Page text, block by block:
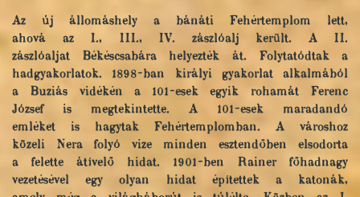
Az új állomáshely a bánáti Fehértemplom lett,
ahová az I., III., IV. zászlóalj került. A II.
zászlóaljat Békéscsabára helyezték át. Folytatódtak a
hadgyakorlatok. 1898-ban királyi gyakorlat alkalmából
a Buziás vidékén a 101-esek egyik rohamát Ferenc
József is megtekintette. A 101-esek maradandó
emléket is hagytak Fehértemplomban. A városhoz
közeli Nera folyó vize minden esztendőben elsodorta
a felette átívelő hidat. 1901-ben Rainer főhadnagy
vezetésével egy olyan hidat építettek a katonák,